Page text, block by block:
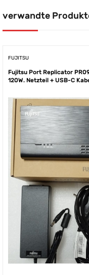
verwandte
FUJITSU
Fujitsu Port Replicator
120W. Netzteil + USB-C